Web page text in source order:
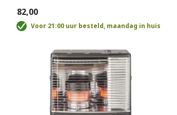
€82,00
Voor 21:00 uur besteld, maandag in huis